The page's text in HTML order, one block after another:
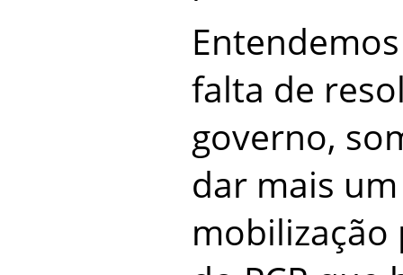
falta de
governo,
dar mais
mobilização